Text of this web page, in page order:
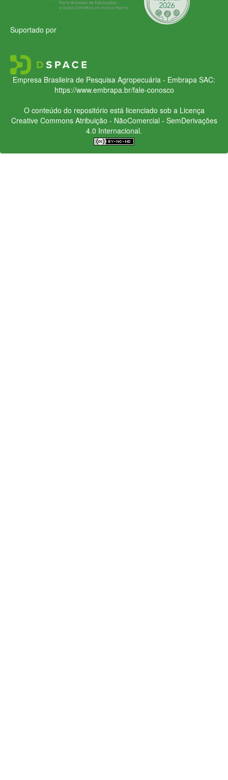
Suportado por
Empresa Brasileira de Pesquisa Agropecuária - Embrapa SAC:
https://www.embrapa.br/fale-conosco
O conteúdo do repositório está licenciado sob a Licença
Creative CommonsAtribuição - NãoComercial - SemDerivações
4.0 Internacional.